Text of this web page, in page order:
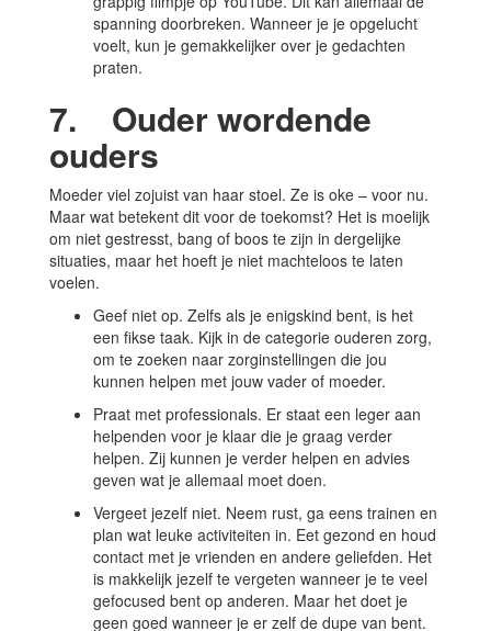
spanning doorbreken. Wanneer je je opgelucht
voelt, kun je gemakkelijker over je gedachten
praten.
7. Ouder wordende
ouders
Moeder viel zojuist van haar stoel. Ze is oke – voor nu.
Maar wat betekent dit voor de toekomst? Het is moelijk
om niet gestresst, bang of boos te zijn in dergelijke
situaties, maar het hoeft je niet machteloos te laten
voelen.
Geef niet op. Zelfs als je enigskind bent, is het
een fikse taak. Kijk in de categorie ouderen zorg,
om te zoeken naar zorginstellingen die jou
kunnen helpen met jouw vader of moeder.
Praat met professionals. Er staat een leger aan
helpenden voor je klaar die je graag verder
helpen. Zij kunnen je verder helpen en advies
geven wat je allemaal moet doen.
Vergeet jezelf niet. Neem rust, ga eens trainen en
plan wat leuke activiteiten in. Eet gezond en houd
contact met je vrienden en andere geliefden. Het
is makkelijk jezelf te vergeten wanneer je te veel
gefocused bent op anderen. Maar het doet je
geen goed wanneer je er zelf de dupe van bent.